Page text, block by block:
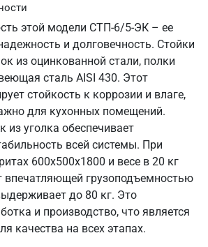
этой модели СТП-6/5-ЭК – ее
и долговечность. Стойки
из оцинкованной стали, полки
сталь AISI 430. Этот
стойкость к коррозии и влаге,
для кухонных помещений.
из уголка обеспечивает
всей системы. При
600х500х1800 и весе в 20 кг
впечатляющей грузоподъемностью
до 80 кг. Это
и производство, что является
качества на всех этапах.